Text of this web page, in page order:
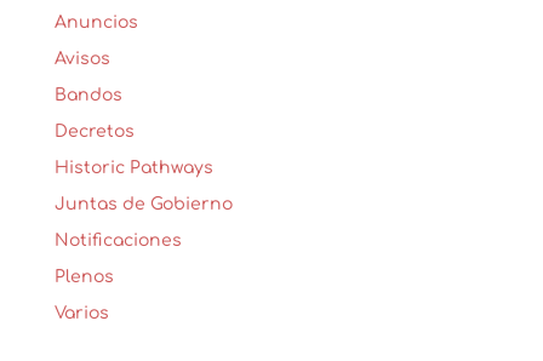
Anuncios
Avisos
Bandos
Decretos
Historic Pathways
Juntas de Gobierno
Notificaciones
Plenos
Varios